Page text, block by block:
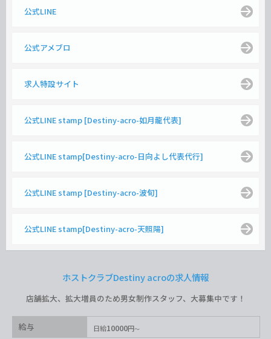
公式LINE
公式アメブロ
求人特設サイト
公式LINE stamp [Destiny-acro-如月龍代表]
公式LINE stamp[Destiny-acro-日向よし代表代行]
公式LINE stamp [Destiny-acro-波旬]
公式LINE stamp[Destiny-acro-天照陽]
ホストクラブDestiny acroの求人情報
店舗拡大、拡大増員のため男女制作スタッフ、大募集中です！
給与 日給10000円